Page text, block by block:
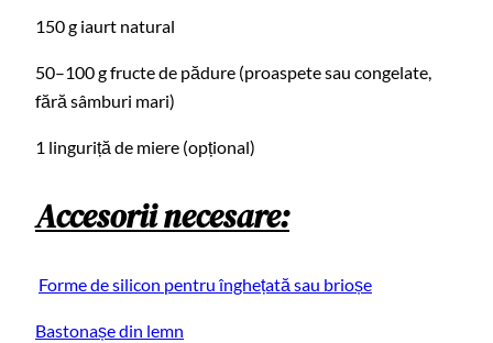
150 g iaurt natural
50–100 g fructe de pădure (proaspete sau congelate,
fără sâmburi mari)
1 linguriță de miere (opțional)
Accesorii necesare:
Forme de silicon pentru înghețată sau brioșe
Bastonașe din lemn